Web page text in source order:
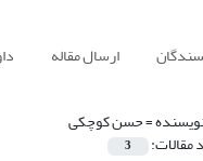
ارسال مقاله
=حسن کوچکی
مقالات: 3